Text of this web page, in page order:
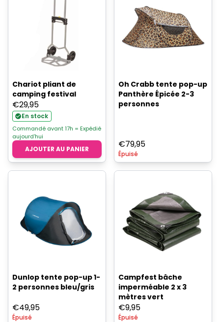
Chariot pliant de
camping festival
€29,95
En stock
Commandé avant 17h = Expédié
aujourd'hui
AJOUTER AU PANIER
Oh Crabb tente pop-up
Panthère Épicée 2-3
personnes
€79,95
Épuisé
Dunlop tente pop-up 1-
2 personnes bleu/gris
€49,95
Épuisé
Campfest bâche
imperméable 2 x 3
mètres vert
€9,95
Épuisé